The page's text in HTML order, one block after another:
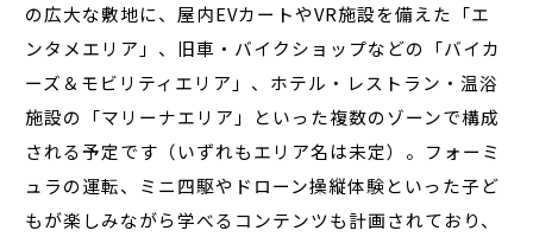
の広大な敷地に、屋内EVカートやVR施設を備えた「エ
ンタメエリア」、旧車・バイクショップなどの「バイカ
ーズ＆モビリティエリア」、ホテル・レストラン・温浴
施設の「マリーナエリア」といった複数のゾーンで構成
される予定です（いずれもエリア名は未定）。フォーミ
ュラの運転、ミニ四駆やドローン操縦体験といった子ど
もが楽しみながら学べるコンテンツも計画されており、